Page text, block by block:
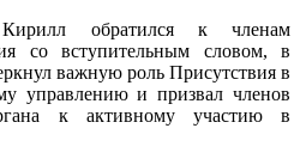
обратился к членам
со вступительным словом, в
важную роль Присутствия в
управлению и призвал членов
к активному участию в